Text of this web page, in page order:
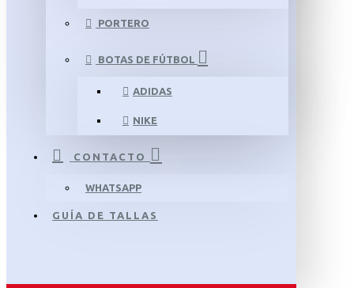
PORTERO
BOTAS DE FÚTBOL
ADIDAS
NIKE
CONTACTO
WHATSAPP
GUÍA DE TALLAS